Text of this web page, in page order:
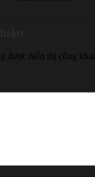
được hiển thị công khai.